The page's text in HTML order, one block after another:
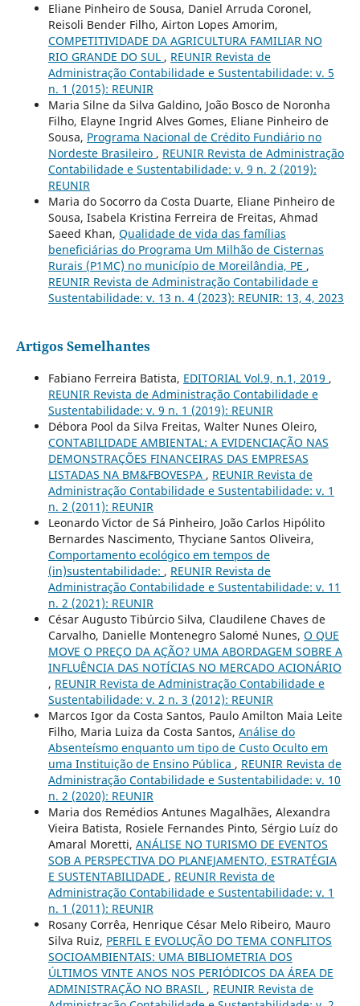
Eliane Pinheiro de Sousa, Daniel Arruda Coronel,
Reisoli Bender Filho, Airton Lopes Amorim,
COMPETITIVIDADE DA AGRICULTURA FAMILIAR NO
RIO GRANDE DO SUL , REUNIR Revista de
Administração Contabilidade e Sustentabilidade: v. 5
n. 1 (2015): REUNIR
Maria Silne da Silva Galdino, João Bosco de Noronha
Filho, Elayne Ingrid Alves Gomes, Eliane Pinheiro de
Sousa, Programa Nacional de Crédito Fundiário no
Nordeste Brasileiro , REUNIR Revista de Administração
Contabilidade e Sustentabilidade: v. 9 n. 2 (2019):
REUNIR
Maria do Socorro da Costa Duarte, Eliane Pinheiro de
Sousa, Isabela Kristina Ferreira de Freitas, Ahmad
Saeed Khan, Qualidade de vida das famílias
beneficiárias do Programa Um Milhão de Cisternas
Rurais (P1MC) no município de Moreilândia, PE ,
REUNIR Revista de Administração Contabilidade e
Sustentabilidade: v. 13 n. 4 (2023): REUNIR: 13, 4, 2023
Artigos Semelhantes
Fabiano Ferreira Batista, EDITORIAL Vol.9, n.1, 2019 ,
REUNIR Revista de Administração Contabilidade e
Sustentabilidade: v. 9 n. 1 (2019): REUNIR
Débora Pool da Silva Freitas, Walter Nunes Oleiro,
CONTABILIDADE AMBIENTAL: A EVIDENCIAÇÃO NAS
DEMONSTRAÇÕES FINANCEIRAS DAS EMPRESAS
LISTADAS NA BM&FBOVESPA , REUNIR Revista de
Administração Contabilidade e Sustentabilidade: v. 1
n. 2 (2011): REUNIR
Leonardo Victor de Sá Pinheiro, João Carlos Hipólito
Bernardes Nascimento, Thyciane Santos Oliveira,
Comportamento ecológico em tempos de
(in)sustentabilidade: , REUNIR Revista de
Administração Contabilidade e Sustentabilidade: v. 11
n. 2 (2021): REUNIR
César Augusto Tibúrcio Silva, Claudilene Chaves de
Carvalho, Danielle Montenegro Salomé Nunes, O QUE
MOVE O PREÇO DA AÇÃO? UMA ABORDAGEM SOBRE A
INFLUÊNCIA DAS NOTÍCIAS NO MERCADO ACIONÁRIO
, REUNIR Revista de Administração Contabilidade e
Sustentabilidade: v. 2 n. 3 (2012): REUNIR
Marcos Igor da Costa Santos, Paulo Amilton Maia Leite
Filho, Maria Luiza da Costa Santos, Análise do
Absenteísmo enquanto um tipo de Custo Oculto em
uma Instituição de Ensino Pública , REUNIR Revista de
Administração Contabilidade e Sustentabilidade: v. 10
n. 2 (2020): REUNIR
Maria dos Remédios Antunes Magalhães, Alexandra
Vieira Batista, Rosiele Fernandes Pinto, Sérgio Luíz do
Amaral Moretti, ANÁLISE NO TURISMO DE EVENTOS
SOB A PERSPECTIVA DO PLANEJAMENTO, ESTRATÉGIA
E SUSTENTABILIDADE , REUNIR Revista de
Administração Contabilidade e Sustentabilidade: v. 1
n. 1 (2011): REUNIR
Rosany Corrêa, Henrique César Melo Ribeiro, Mauro
Silva Ruiz, PERFIL E EVOLUÇÃO DO TEMA CONFLITOS
SOCIOAMBIENTAIS: UMA BIBLIOMETRIA DOS
ÚLTIMOS VINTE ANOS NOS PERIÓDICOS DA ÁREA DE
ADMINISTRAÇÃO NO BRASIL , REUNIR Revista de